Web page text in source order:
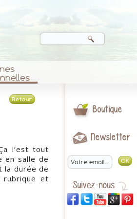
Retour
l’est tout
en salle de
la durée de
rubrique et
Boutique
Newsletter